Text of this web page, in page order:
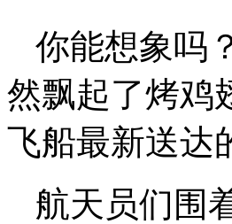
你能想象吗
然飘起了烤鸡
飞船最新送达
航天员们围